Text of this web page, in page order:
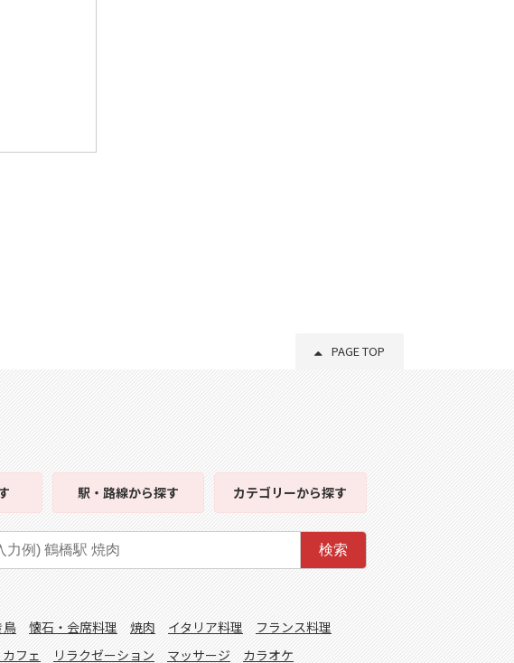
PAGE TOP
駅・路線から探す カテゴリーから探す
検索
鳥 懐石・会席料理 焼肉 イタリア料理
フランス料理
フェ リラクゼーション マッサージ カラオケ